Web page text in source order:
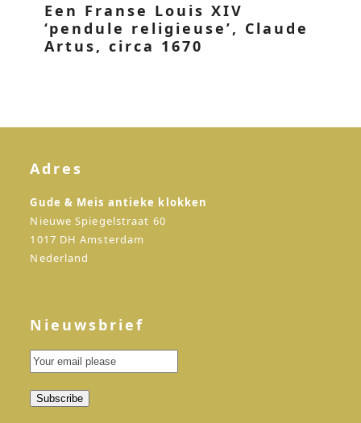
Een Franse Louis XIV
‘pendule religieuse’, Claude
Artus, circa 1670
Adres
Gude & Meis antieke klokken
Nieuwe Spiegelstraat 60
1017 DH Amsterdam
Nederland
Nieuwsbrief